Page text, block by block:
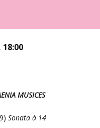
MUSICES
Sonata à 14